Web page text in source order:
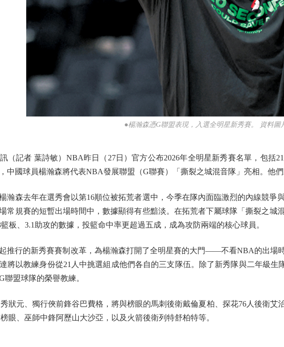
●楊瀚森憑G聯盟表現，入選全明星新秀賽。 資料圖
記者 葉詩敏）NBA昨日（27日）官方公布2026年全明星新秀賽名單，包括
中國球員楊瀚森將代表NBA發展聯盟（G聯賽）「撕裂之城混音隊」亮相。他
森去年在選秀會以第16順位被拓荒者選中，今季在隊內面臨激烈的內線競爭
常規賽的短暫出場時間中，數據顯得有些黯淡。在拓荒者下屬球隊「撕裂之城
板、3.1助攻的數據，投籃命中率更超過五成，成為攻防兩端的核心球員。
行的新秀賽賽制改革，為楊瀚森打開了全明星賽的大門——不看NBA的出場
將以教練身份從21人中挑選組成他們各自的三支隊伍。除了新秀隊與二年級生
聯盟球隊的榮譽教練。
元、獨行俠前鋒谷巴費格，將與榜眼的馬刺後衛戴倫夏柏、探花76人後衛艾
眼、巫師中鋒阿歷山大沙亞，以及火箭後衛列特舒柏特等。